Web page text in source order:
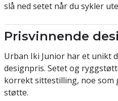
slå ned setet når du sykler
Prisvinnende
Urban Iki Junior har et unikt
designpris. Setet og
korrekt sittestilling, noe
støtte.